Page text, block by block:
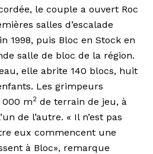
le couple a ouvert Roc
salles d’escalade
1998, puis Bloc en Stock en
salle de bloc de la région.
elle abrite 140 blocs, huit
Les grimpeurs
000 m2 de terrain de jeu, à
de l’autre. « Il n’est pas
eux commencent une
à Bloc», remarque